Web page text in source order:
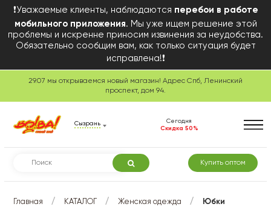
❗Уважаемые клиенты, наблюдаются перебои в работе
мобильного приложения. Мы уже ищем решение этой
проблемы и искренне приносим извинения за неудобства.
Обязательно сообщим вам, как только ситуация будет
исправлена!❗
29.07 мы открываемся новый магазин! Адрес Спб, Ленинский
проспект, дом 94.
Сызрань
Сегодня
Скидка 50%
Купить оптом
Главная / КАТАЛОГ / Женская одежда / Юбки